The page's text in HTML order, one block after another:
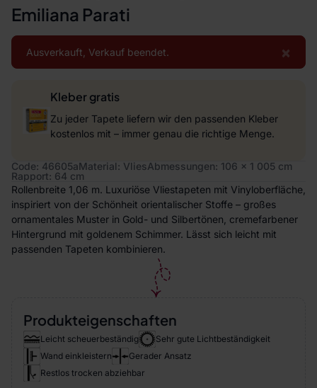
Emiliana Parati
×
Ausverkauft, Verkauf beendet.
Kleber gratis
Zu jeder Tapete liefern wir den passenden Kleber
kostenlos mit – immer genau die richtige Menge.
Code: 46605aMaterial: VliesAbmessungen: 106 x 1 005 cm
Rapport: 64 cm
Rollenbreite 1,06 m. Luxuriöse Vliestapeten mit Vinyloberfläche,
inspiriert von der Schönheit orientalischer Stoffe – großes
ornamentales Muster in Gold- und Silbertönen, cremefarbener
Hintergrund mit goldenem Schimmer. Lässt sich leicht mit
passenden Tapeten kombinieren.
Produkteigenschaften
Leicht scheuerbeständig
Sehr gute Lichtbeständigkeit
Wand einkleistern
Gerader Ansatz
Restlos trocken abziehbar